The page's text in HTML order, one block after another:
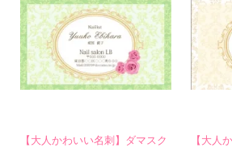
【大人かわいい名刺】ダマスク
【大人